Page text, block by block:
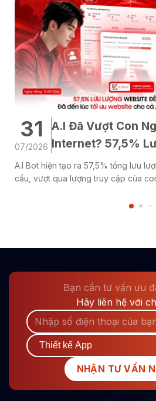
không được tính trên điểm tặng
Silver hay Gold hoặc tương tự.
miễn phí tại hầu hết khách sạn.
cầu hủy ít nhất 24-48 giờ trước
trang thông tin nơi lưu trú trên
31
07/2026
A.I Đã Vượt Con
Internet? 57,5%
Đến Từ A.I Bot
A.I Bot hiện tạo ra 57,5% tổng lưu
cầu, vượt qua lượng truy cập của
đoạn phát triển mới, nơi trí tuệ nhân
Bạn cần tư vấn ưu
Hãy liên hệ với